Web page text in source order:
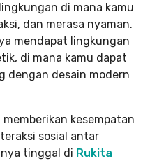
di mana kamu
dan merasa nyaman.
mendapat lingkungan
di mana kamu dapat
dengan desain modern
kesempatan
sosial antar
tinggal di Rukita